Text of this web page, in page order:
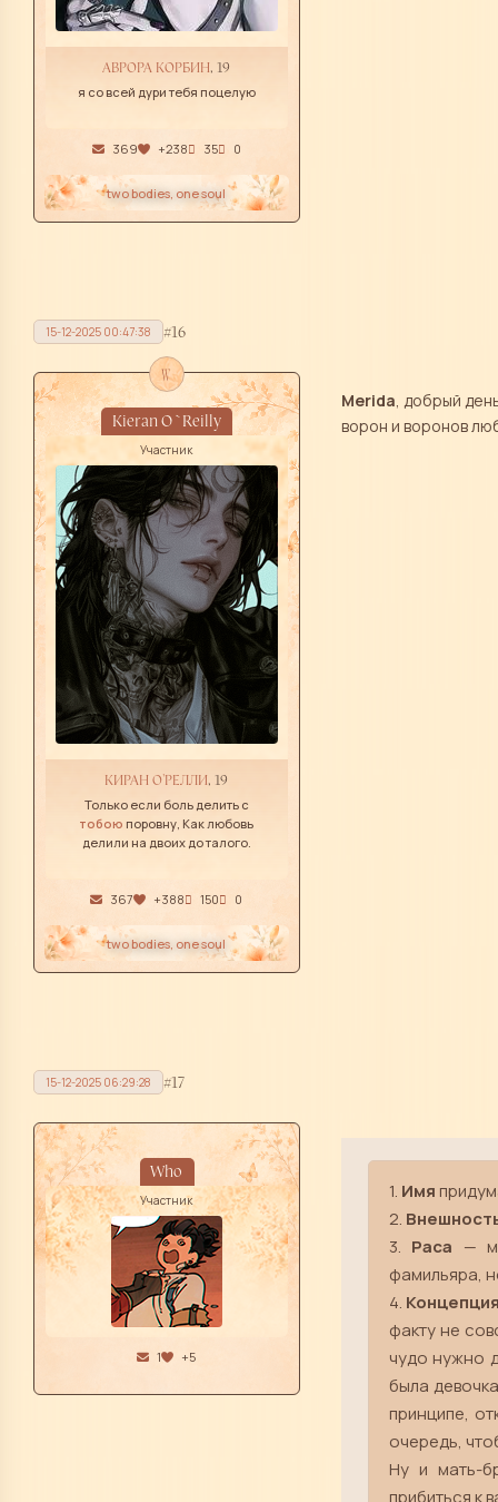
АВРОРА КОРБИН, 19
я со всей дури тебя поцелую
369 +238 35 0
two bodies, one soul
16
15-12-2025 00:47:38
w
Kieran O`Reilly
Участник
КИРАН О'РЕЛЛИ, 19
Только если боль делить с
тобою поровну, Как любовь
делили на двоих до талого.
367 +388 150 0
two bodies, one soul
Merida, добрый
ворон и воронов
17
15-12-2025 06:29:28
Who
Участник
1 +5
1. Имя
2.
3. Раса —
фамильяра,
4.
факту не
чудо нужно
была
принципе,
очередь,
Ну и мать-
прибиться к